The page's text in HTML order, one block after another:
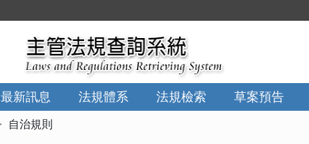
最新訊息 法規體系 法規檢索 草案預告
自治規則